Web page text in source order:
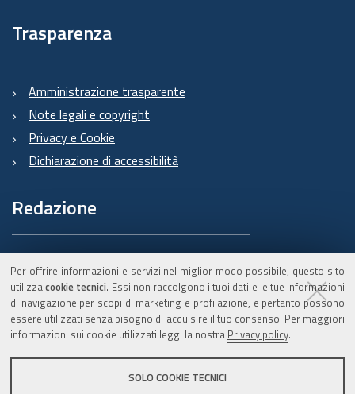
Per offrire informazioni e servizi nel miglior modo possibile, questo sito
utilizzacookie tecnici. Essi non raccolgono i tuoi dati e le tue informazioni
di navigazione per scopi di marketing e profilazione, e pertanto possono
essere utilizzati senza bisogno di acquisire il tuo consenso. Per maggiori
informazioni sui cookie utilizzati leggi la nostra Privacy policy.
SOLO COOKIE TECNICI
Trasparenza
Amministrazione trasparente
Note legali e copyright
Privacy e Cookie
Dichiarazione di accessibilità
Redazione
Informazioni sul Burert
e contatti
C.F. 800.625.903.79